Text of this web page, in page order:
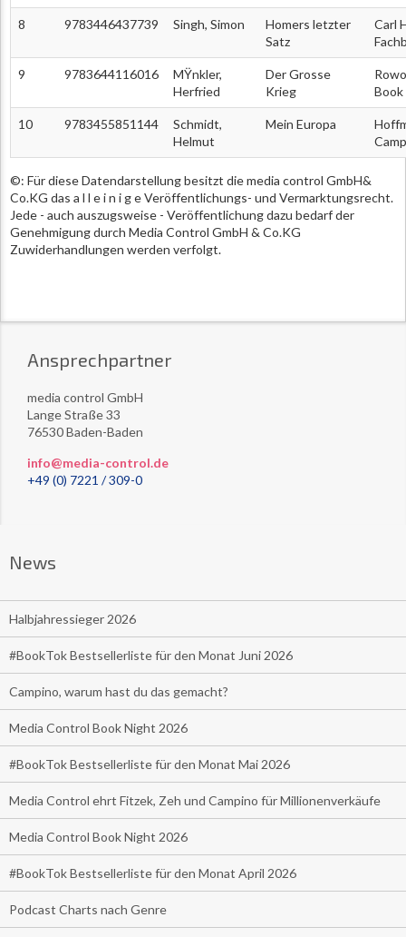
8 9783446437739 Singh, Simon
Homers letzter
Satz
Carl
9 9783644116016
MŸnkler,
Herfried
Der Grosse
Krieg
Book
10 9783455851144
Schmidt,
Helmut
Mein Europa
©: Für diese Datendarstellung besitzt die media control GmbH&
Co.KG das a l l e i n i g e Veröffentlichungs- und Vermarktungsrecht.
Jede - auch auszugsweise - Veröffentlichung dazu bedarf der
Genehmigung durch Media Control GmbH & Co.KG
Zuwiderhandlungen werden verfolgt.
Ansprechpartner
media control GmbH
Lange Straße 33
76530 Baden-Baden
info@media-control.de
+49 (0) 7221 / 309-0
News
Halbjahressieger 2026
#BookTok Bestsellerliste für den Monat Juni 2026
Campino, warum hast du das gemacht?
Media Control Book Night 2026
#BookTok Bestsellerliste für den Monat Mai 2026
Media Control ehrt Fitzek, Zeh und Campino für Millionenverkäufe
Media Control Book Night 2026
#BookTok Bestsellerliste für den Monat April 2026
Podcast Charts nach Genre